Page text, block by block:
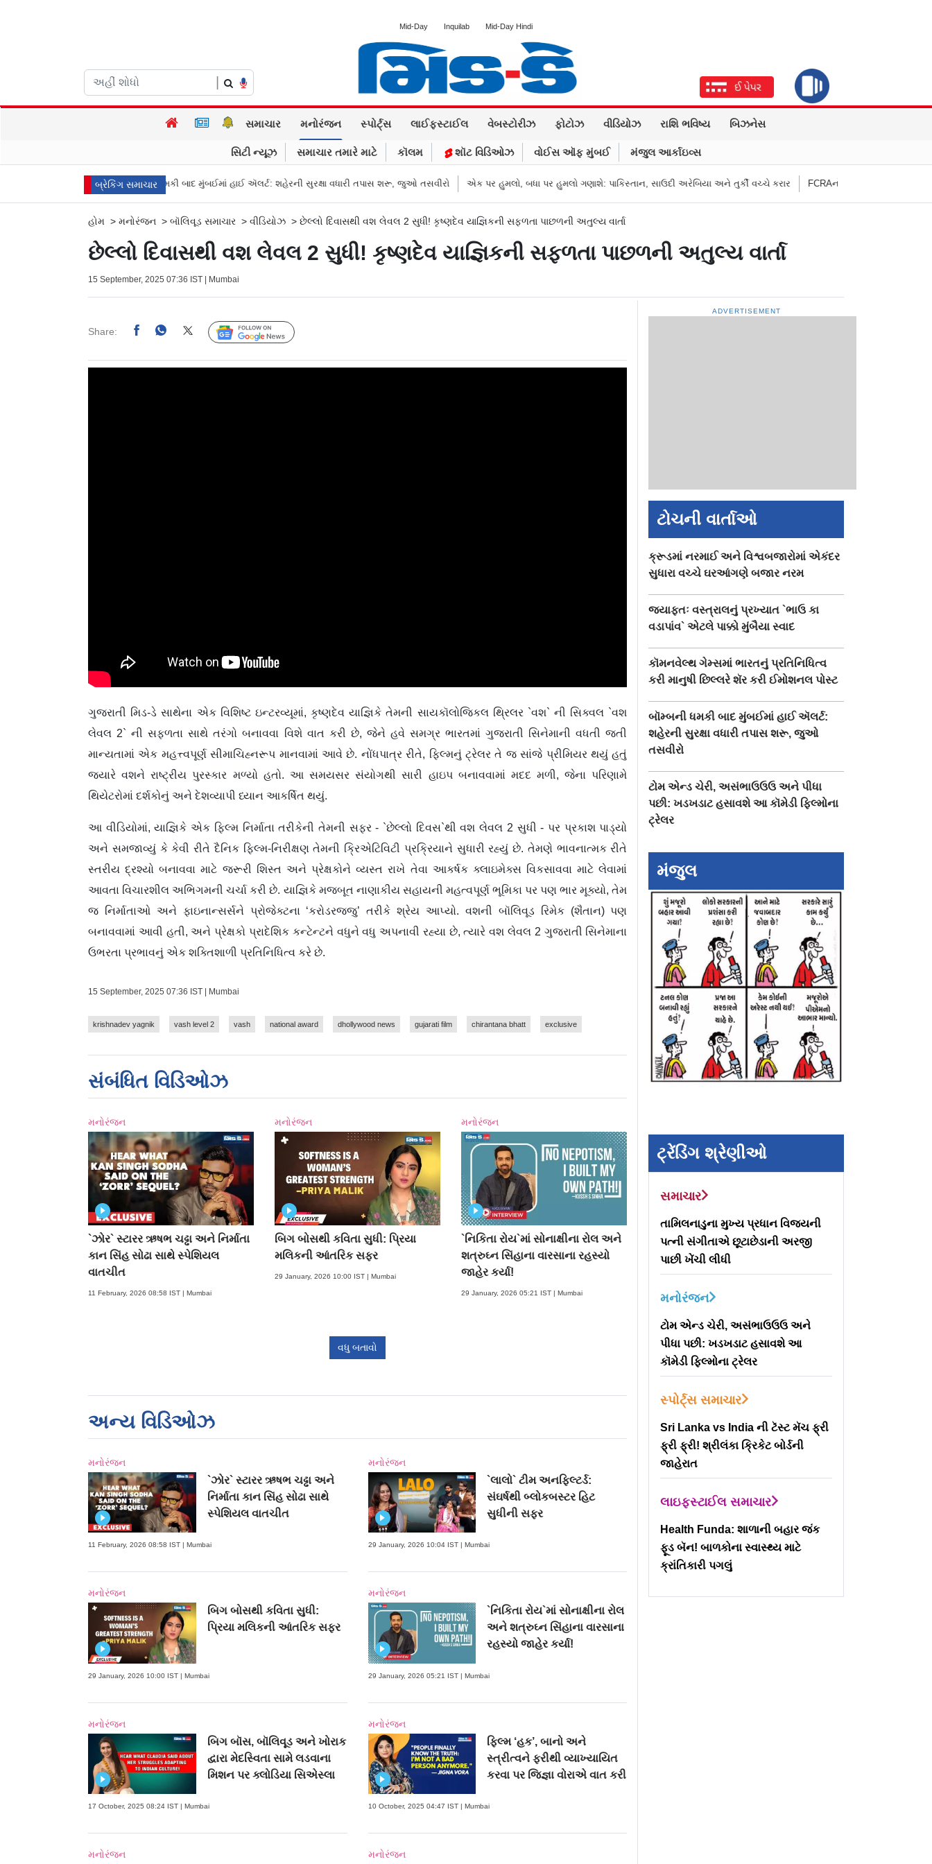
Mid-Day Inquilab Mid-Day Hindi
સમાચાર મનોરંજન સ્પોર્ટ્સ લાઈફસ્ટાઈલ વેબસ્ટોરીઝ ફોટોઝ વીડિયોઝ રાશિ ભવિષ્ય બિઝનેસ
સિટી ન્યૂઝ સમાચાર તમારે માટે કૉલમ શૉટ વિડિઓઝ વોઈસ ઑફ મુંબઈ મંજુલ આર્કાઇવ્સ
બ્રેકિંગ સમાચાર
બૉમ્બની ધમકી બાદ મુંબઈમાં હાઈ ઍલર્ટ: શહેરની સુરક્ષા વધારી તપાસ શરૂ, જુઓ તસવીરો એક પર હુમલો, બધા પર હુમલો ગણાશે: પાકિસ્તાન, સાઉદી અરેબિયા અને તુર્કી વચ્ચે કરાર FCRAનો વિરોધ કરનાર અમેરિકન
હોમ > મનોરંજન > બૉલિવૂડ સમાચાર > વીડિયોઝ > છેલ્લો દિવાસથી વશ લેવલ 2 સુધી! કૃષ્ણદેવ યાજ્ઞિકની સફળતા પાછળની અતુલ્ય વાર્તા
છેલ્લો દિવાસથી વશ લેવલ 2 સુધી! કૃષ્ણદેવ યાજ્ઞિકની સફળતા પાછળની અતુલ્ય વાર્તા
15 September, 2025 07:36 IST | Mumbai
Share: Follow Us
ગુજરાતી મિડ-ડે સાથેના એક વિશિષ્ટ ઇન્ટરવ્યૂમાં, કૃષ્ણદેવ યાજ્ઞિકે તેમની સાયકૉલોજિકલ થ્રિલર `વશ` ની સિક્વલ `વશ
લેવલ 2` ની સફળતા સાથે તરંગો બનાવવા વિશે વાત કરી છે, જેને હવે સમગ્ર ભારતમાં ગુજરાતી સિનેમાની વધતી જતી
માન્યતામાં એક મહત્ત્વપૂર્ણ સીમાચિહ્નરૂપ માનવામાં આવે છે. નોંધપાત્ર રીતે, ફિલ્મનું ટ્રેલર તે જ સાંજે પ્રીમિયર થયું હતું
જ્યારે વશને રાષ્ટ્રીય પુરસ્કાર મળ્યો હતો. આ સમયસર સંયોગથી સારી હાઇપ બનાવવામાં મદદ મળી, જેના પરિણામે
થિયેટરોમાં દર્શકોનું અને દેશવ્યાપી ધ્યાન આકર્ષિત થયું.
આ વીડિયોમાં, યાજ્ઞિકે એક ફિલ્મ નિર્માતા તરીકેની તેમની સફર - `છેલ્લો દિવસ`થી વશ લેવલ 2 સુધી - પર પ્રકાશ પાડ્યો
અને સમજાવ્યું કે કેવી રીતે દૈનિક ફિલ્મ-નિરીક્ષણ તેમની ક્રિએટિવિટી પ્રક્રિયાને સુધારી રહ્યું છે. તેમણે ભાવનાત્મક રીતે
સ્તરીય દ્રશ્યો બનાવવા માટે જરૂરી શિસ્ત અને પ્રેક્ષકોને વ્યસ્ત રાખે તેવા આકર્ષક ક્લાઇમેક્સ વિકસાવવા માટે લેવામાં
આવતા વિચારશીલ અભિગમની ચર્ચા કરી છે. યાજ્ઞિકે મજબૂત નાણાકીય સહાયની મહત્વપૂર્ણ ભૂમિકા પર પણ ભાર મૂક્યો, તેમ
જ નિર્માતાઓ અને ફાઇનાન્સર્સને પ્રોજેક્ટના ‘કરોડરજ્જુ’ તરીકે શ્રેય આપ્યો. વશની બૉલિવૂડ રિમેક (શૈતાન) પણ
બનાવવામાં આવી હતી, અને પ્રેક્ષકો પ્રાદેશિક કન્ટેન્ટને વધુને વધુ અપનાવી રહ્યા છે, ત્યારે વશ લેવલ 2 ગુજરાતી સિનેમાના
ઉભરતા પ્રભાવનું એક શક્તિશાળી પ્રતિનિધિત્વ કરે છે.
15 September, 2025 07:36 IST | Mumbai
krishnadev yagnik vash level 2 vash national award dhollywood news gujarati film chirantana bhatt exclusive
સંબંધિત વિડિઓઝ
મનોરંજન
`ઝોર` સ્ટારર ઋષભ ચઢ્ઢા અને નિર્માતા
કાન સિંહ સોઢા સાથે સ્પેશિયલ
વાતચીત
11 February, 2026 08:58 IST | Mumbai
મનોરંજન
બિગ બોસથી કવિતા સુધી: પ્રિયા
મલિકની આંતરિક સફર
29 January, 2026 10:00 IST | Mumbai
મનોરંજન
`નિકિતા રોય`માં સોનાક્ષીના રોલ અને
શત્રુઘ્ન સિંહાના વારસાના રહસ્યો
જાહેર કર્યા!
29 January, 2026 05:21 IST | Mumbai
વધુ બતાવો
અન્ય વિડિઓઝ
મનોરંજન
`ઝોર` સ્ટારર ઋષભ ચઢ્ઢા અને
નિર્માતા કાન સિંહ સોઢા સાથે
સ્પેશિયલ વાતચીત
11 February, 2026 08:58 IST | Mumbai
મનોરંજન
`લાલો` ટીમ અનફિલ્ટર્ડ:
સંઘર્ષથી બ્લોકબસ્ટર હિટ
સુધીની સફર
29 January, 2026 10:04 IST | Mumbai
મનોરંજન
બિગ બોસથી કવિતા સુધી:
પ્રિયા મલિકની આંતરિક સફર
29 January, 2026 10:00 IST | Mumbai
મનોરંજન
`નિકિતા રોય`માં સોનાક્ષીના રોલ
અને શત્રુઘ્ન સિંહાના વારસાના
રહસ્યો જાહેર કર્યા!
29 January, 2026 05:21 IST | Mumbai
મનોરંજન
બિગ બૉસ, બૉલિવૂડ અને ખોરાક
દ્વારા મેદસ્વિતા સામે લડવાના
મિશન પર ક્લોડિયા સિએસ્લા
17 October, 2025 08:24 IST | Mumbai
મનોરંજન
ફિલ્મ ‘હક’, બાનો અને
સ્ત્રીત્વને ફરીથી વ્યાખ્યાયિત
કરવા પર જિજ્ઞા વોરાએ વાત કરી
10 October, 2025 04:47 IST | Mumbai
મનોરંજન મનોરંજન
ADVERTISEMENT
ટોચની વાર્તાઓ
ક્રૂડમાં નરમાઈ અને વિશ્વબજારોમાં એકંદર
સુધારા વચ્ચે ઘરઆંગણે બજાર નરમ
જ્યાફતઃ વસ્ત્રાલનું પ્રખ્યાત `ભાઉ કા
વડાપાંવ` એટલે પાક્કો મુંબૈયા સ્વાદ
કૉમનવેલ્થ ગેમ્સમાં ભારતનું પ્રતિનિધિત્વ
કરી માનુષી છિલ્લરે શૅર કરી ઈમોશનલ પોસ્ટ
બૉમ્બની ધમકી બાદ મુંબઈમાં હાઈ ઍલર્ટ:
શહેરની સુરક્ષા વધારી તપાસ શરૂ, જુઓ
તસવીરો
ટોમ એન્ડ ચેરી, અસંભાઉઉઉ અને પીધા
પછી: ખડખડાટ હસાવશે આ કૉમેડી ફિલ્મોના
ટ્રેલર
મંજુલ
ટ્રેંડિંગ શ્રેણીઓ
સમાચાર
તામિલનાડુના મુખ્ય પ્રધાન વિજયની
પત્ની સંગીતાએ છૂટાછેડાની અરજી
પાછી ખેંચી લીધી
મનોરંજન
ટોમ એન્ડ ચેરી, અસંભાઉઉઉ અને
પીધા પછી: ખડખડાટ હસાવશે આ
કૉમેડી ફિલ્મોના ટ્રેલર
સ્પોર્ટ્સ સમાચાર
Sri Lanka vs India ની ટૅસ્ટ મૅચ ફ્રી
ફ્રી ફ્રી! શ્રીલંકા ક્રિકેટ બોર્ડની
જાહેરાત
લાઇફસ્ટાઈલ સમાચાર
Health Funda: શાળાની બહાર જંક
ફૂડ બૅન! બાળકોના સ્વાસ્થ્ય માટે
ક્રાંતિકારી પગલું